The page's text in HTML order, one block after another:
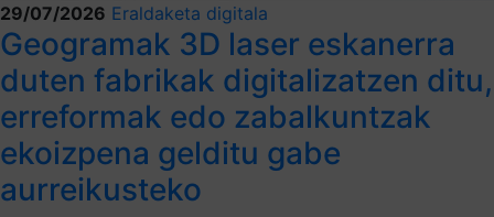
29/07/2026 Eraldaketa digitala
Geogramak 3D laser eskanerra
duten fabrikak digitalizatzen ditu,
erreformak edo zabalkuntzak
ekoizpena gelditu gabe
aurreikusteko